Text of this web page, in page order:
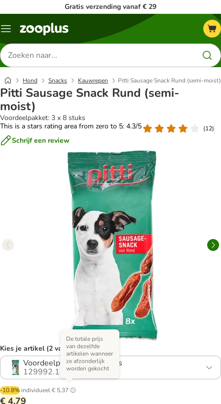
Gratis verzending vanaf € 29
Menu
Zoeken
naar
producten
Hond Snacks Kauwrepen Pitti Sausage Snack Rund (semi-moist)
Pitti Sausage Snack Rund (semi-
moist)
Voordeelpakket: 3 x 8 stuks
This is a stars rating area from zero to 5: 4.3/5
(12)
Schrijf een review
Kies je artikel (2 varianten)
Voordeelpakket: 3 x 8 stuks
129992.1
-10.8% individueel€ 5,37
De totale prijs
van dezelfde
artikelen wanneer
ze afzonderlijk
worden gekocht
€ 4,79